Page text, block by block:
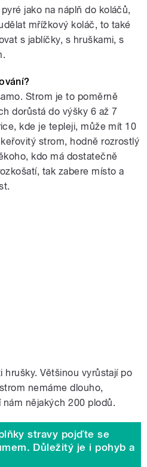
jako na náplň do koláčů,
mřížkový koláč, to také
s jablíčky, s hruškami, s
Strom je to poměrně
dorůstá do výšky 6 až 7
kde je tepleji, může mít 10
strom, hodně rozrostlý
kdo má dostatečně
tak zabere místo a
hrušky. Většinou vyrůstají po
nemáme dlouho,
nějakých 200 plodů.
stravy pojďte se
Důležitý je i pohyb a